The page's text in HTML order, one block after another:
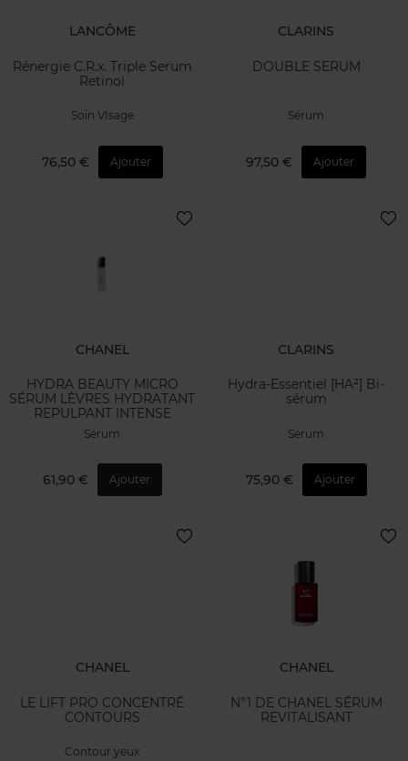
LANCÔME
Rénergie C.R.x. Triple Serum
Retinol
Soin VIsage
76,50 € Ajouter
CLARINS
DOUBLE SERUM
Sérum
97,50 € Ajouter
CHANEL
HYDRA BEAUTY MICRO
SÉRUM LÈVRES HYDRATANT
REPULPANT INTENSE
Sérum
61,90 € Ajouter
CLARINS
Hydra-Essentiel [HA²] Bi-
sérum
Sérum
75,90 € Ajouter
CHANEL
LE LIFT PRO CONCENTRÉ
CONTOURS
Contour yeux
CHANEL
N°1 DE CHANEL SÉRUM
REVITALISANT